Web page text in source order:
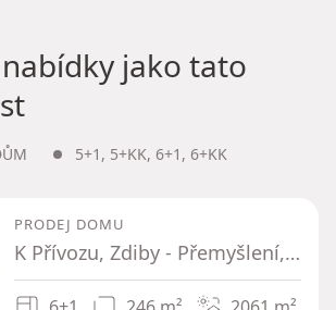
jako tato
5+1 , 5+KK, 6+1 , 6+KK
PRODEJ DOMU
K Přívozu, Zdiby - Přemyšlení, Středočeský kraj